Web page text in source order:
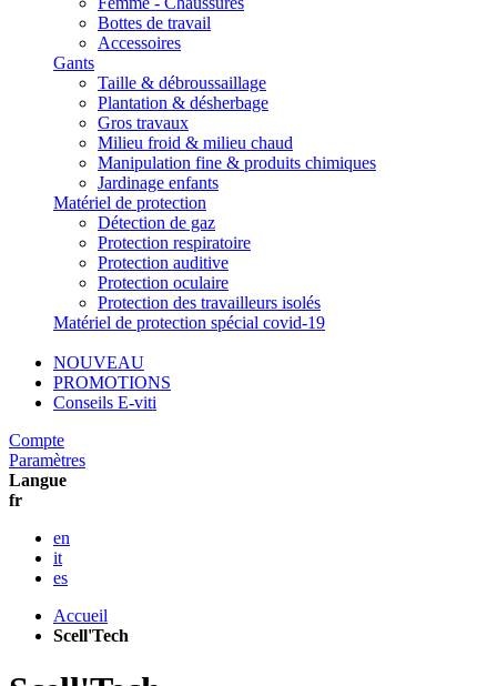
Bottes de travail
Accessoires
Gants
Taille & débroussaillage
Plantation & désherbage
Gros travaux
Milieu froid & milieu chaud
Manipulation fine & produits chimiques
Jardinage enfants
Matériel de protection
Détection de gaz
Protection respiratoire
Protection auditive
Protection oculaire
Protection des travailleurs isolés
Matériel de protection spécial covid-19
NOUVEAU
PROMOTIONS
Conseils E-viti
Compte
Paramètres
Langue
fr
en
it
es
Accueil
Scell'Tech